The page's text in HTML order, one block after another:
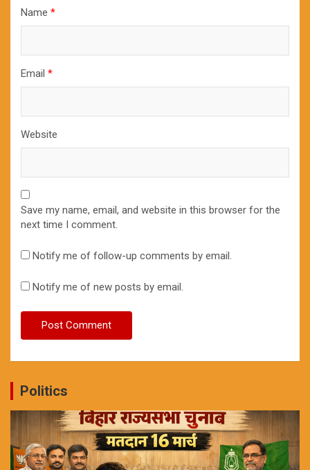
Name *
Email *
Website
Save my name, email, and website in this browser for the
next time I comment.
Notify me of follow-up comments by email.
Notify me of new posts by email.
Politics